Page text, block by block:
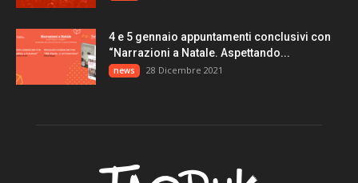
4 e 5 gennaio appuntamenti conclusivi con
“Narrazioni a Natale. Aspettando...
news 28 Dicembre 2021